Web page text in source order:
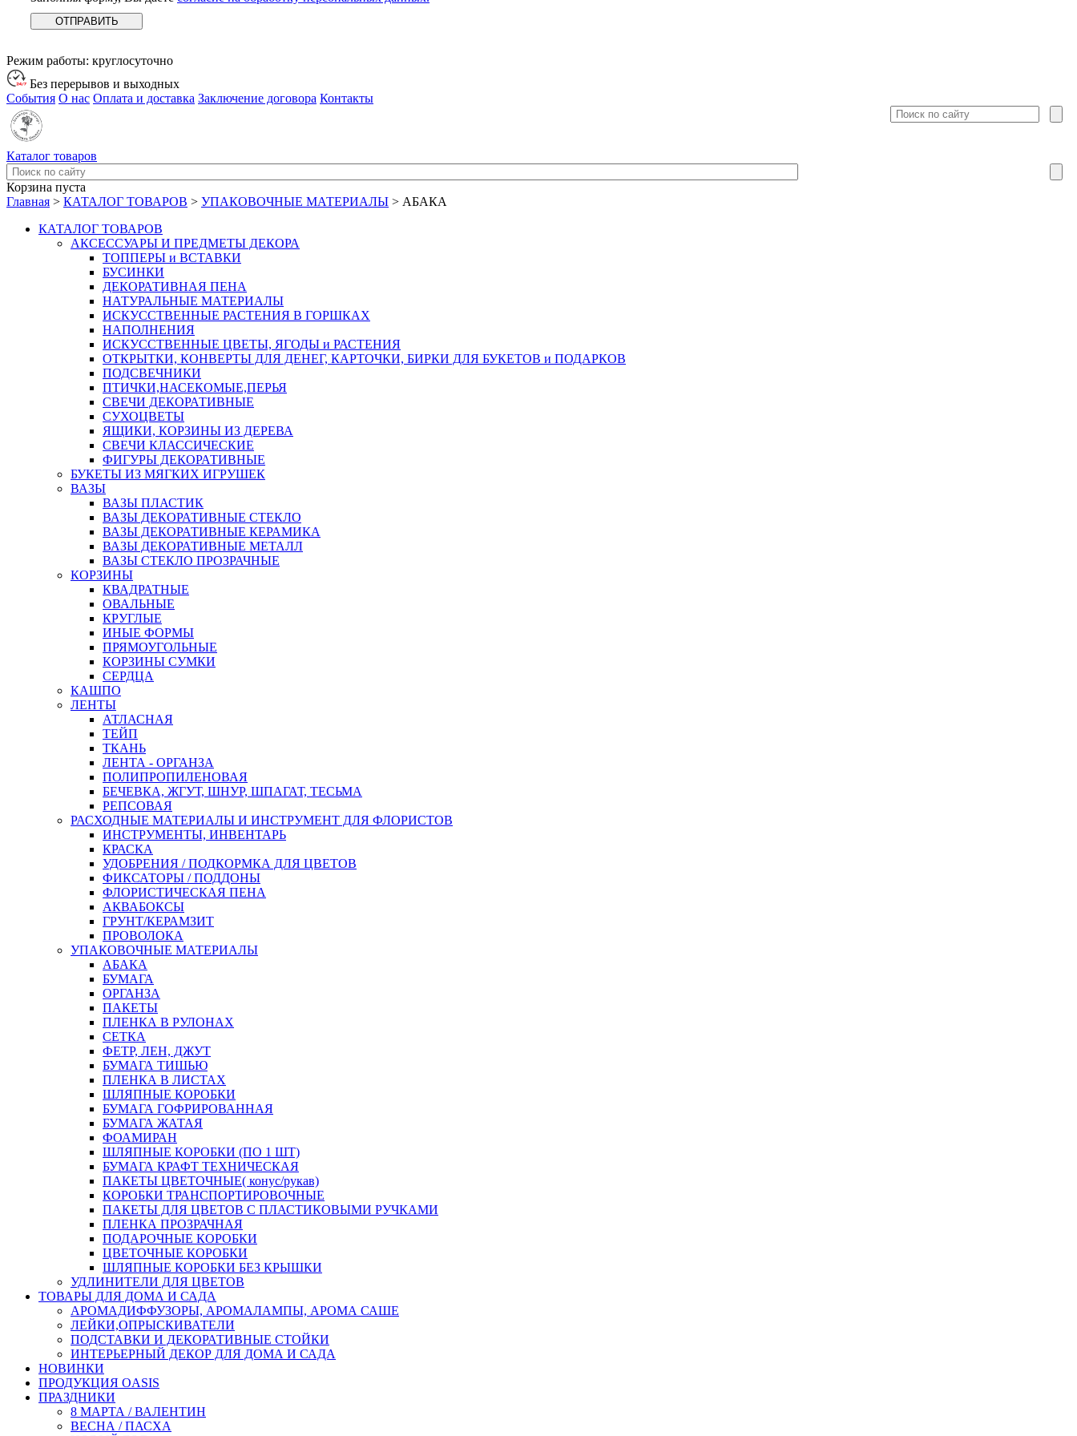
Режим работы: круглосуточно
Без перерывов и выходных
События О нас Оплата и доставка Заключение договора Контакты
Каталог товаров
Корзина пуста
Главная > КАТАЛОГ ТОВАРОВ > УПАКОВОЧНЫЕ МАТЕРИАЛЫ > АБАКА
КАТАЛОГ ТОВАРОВ
АКСЕССУАРЫ И ПРЕДМЕТЫ ДЕКОРА
ТОППЕРЫ и ВСТАВКИ
БУСИНКИ
ДЕКОРАТИВНАЯ ПЕНА
НАТУРАЛЬНЫЕ МАТЕРИАЛЫ
ИСКУССТВЕННЫЕ РАСТЕНИЯ В ГОРШКАХ
НАПОЛНЕНИЯ
ИСКУССТВЕННЫЕ ЦВЕТЫ, ЯГОДЫ и РАСТЕНИЯ
ОТКРЫТКИ, КОНВЕРТЫ ДЛЯ ДЕНЕГ, КАРТОЧКИ, БИРКИ ДЛЯ БУКЕТОВ и ПОДАРКОВ
ПОДСВЕЧНИКИ
ПТИЧКИ,НАСЕКОМЫЕ,ПЕРЬЯ
СВЕЧИ ДЕКОРАТИВНЫЕ
СУХОЦВЕТЫ
ЯЩИКИ, КОРЗИНЫ ИЗ ДЕРЕВА
СВЕЧИ КЛАССИЧЕСКИЕ
ФИГУРЫ ДЕКОРАТИВНЫЕ
БУКЕТЫ ИЗ МЯГКИХ ИГРУШЕК
ВАЗЫ
ВАЗЫ ПЛАСТИК
ВАЗЫ ДЕКОРАТИВНЫЕ СТЕКЛО
ВАЗЫ ДЕКОРАТИВНЫЕ КЕРАМИКА
ВАЗЫ ДЕКОРАТИВНЫЕ МЕТАЛЛ
ВАЗЫ СТЕКЛО ПРОЗРАЧНЫЕ
КОРЗИНЫ
КВАДРАТНЫЕ
ОВАЛЬНЫЕ
КРУГЛЫЕ
ИНЫЕ ФОРМЫ
ПРЯМОУГОЛЬНЫЕ
КОРЗИНЫ СУМКИ
СЕРДЦА
КАШПО
ЛЕНТЫ
АТЛАСНАЯ
ТЕЙП
ТКАНЬ
ЛЕНТА - ОРГАНЗА
ПОЛИПРОПИЛЕНОВАЯ
БЕЧЕВКА, ЖГУТ, ШНУР, ШПАГАТ, ТЕСЬМА
РЕПСОВАЯ
РАСХОДНЫЕ МАТЕРИАЛЫ И ИНСТРУМЕНТ ДЛЯ ФЛОРИСТОВ
ИНСТРУМЕНТЫ, ИНВЕНТАРЬ
КРАСКА
УДОБРЕНИЯ / ПОДКОРМКА ДЛЯ ЦВЕТОВ
ФИКСАТОРЫ / ПОДДОНЫ
ФЛОРИСТИЧЕСКАЯ ПЕНА
АКВАБОКСЫ
ГРУНТ/КЕРАМЗИТ
ПРОВОЛОКА
УПАКОВОЧНЫЕ МАТЕРИАЛЫ
АБАКА
БУМАГА
ОРГАНЗА
ПАКЕТЫ
ПЛЕНКА В РУЛОНАХ
СЕТКА
ФЕТР, ЛЕН, ДЖУТ
БУМАГА ТИШЬЮ
ПЛЕНКА В ЛИСТАХ
ШЛЯПНЫЕ КОРОБКИ
БУМАГА ГОФРИРОВАННАЯ
БУМАГА ЖАТАЯ
ФОАМИРАН
ШЛЯПНЫЕ КОРОБКИ (ПО 1 ШТ)
БУМАГА КРАФТ ТЕХНИЧЕСКАЯ
ПАКЕТЫ ЦВЕТОЧНЫЕ( конус/рукав)
КОРОБКИ ТРАНСПОРТИРОВОЧНЫЕ
ПАКЕТЫ ДЛЯ ЦВЕТОВ С ПЛАСТИКОВЫМИ РУЧКАМИ
ПЛЕНКА ПРОЗРАЧНАЯ
ПОДАРОЧНЫЕ КОРОБКИ
ЦВЕТОЧНЫЕ КОРОБКИ
ШЛЯПНЫЕ КОРОБКИ БЕЗ КРЫШКИ
УДЛИНИТЕЛИ ДЛЯ ЦВЕТОВ
ТОВАРЫ ДЛЯ ДОМА И САДА
АРОМАДИФФУЗОРЫ, АРОМАЛАМПЫ, АРОМА САШЕ
ЛЕЙКИ,ОПРЫСКИВАТЕЛИ
ПОДСТАВКИ И ДЕКОРАТИВНЫЕ СТОЙКИ
ИНТЕРЬЕРНЫЙ ДЕКОР ДЛЯ ДОМА И САДА
НОВИНКИ
ПРОДУКЦИЯ OASIS
ПРАЗДНИКИ
8 МАРТА / ВАЛЕНТИН
ВЕСНА / ПАСХА